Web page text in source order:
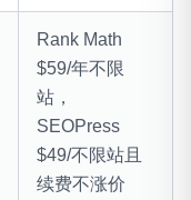
Rank Math
$59/年不限
站，
SEOPress
$49/不限站且
续费不涨价